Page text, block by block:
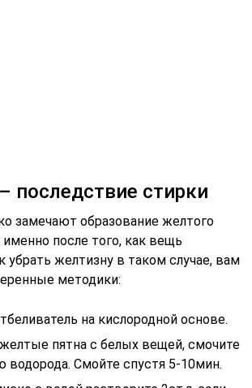
последствие стирки
замечают образование желтого
после того, как вещь
убрать желтизну в таком случае, вам
методики:
на кислородной основе.
пятна с белых вещей, смочите
водорода. Смойте спустя 5-10мин.